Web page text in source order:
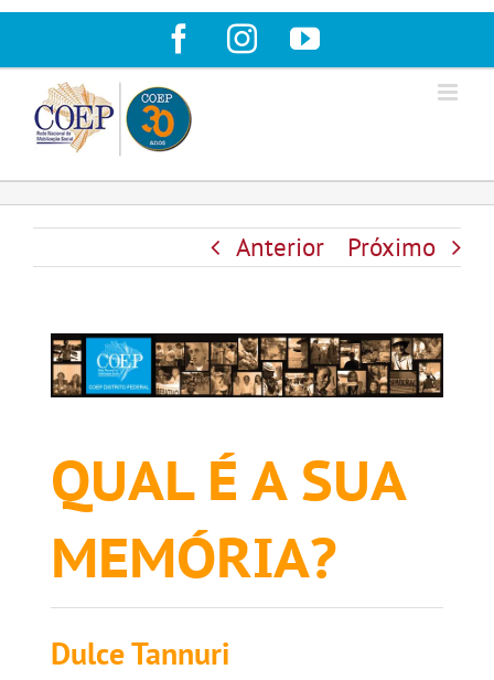
para
conteúdo
Facebook
InstagramYouTube
Anterior Próximo
QUAL É A SUA
MEMÓRIA?
Dulce Tannuri